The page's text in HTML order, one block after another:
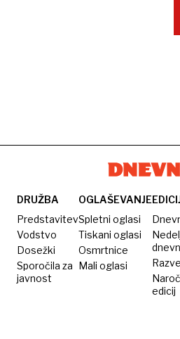
DRUŽBA
Predstavitev
Vodstvo
Dosežki
Sporočila za
javnost
OGLAŠEVANJE
Spletni oglasi
Tiskani oglasi
Osmrtnice
Mali oglasi
edicij